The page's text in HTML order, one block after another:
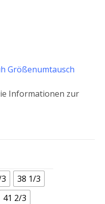
Größenumtausch
Informationen zur
38 1/3
41 2/3